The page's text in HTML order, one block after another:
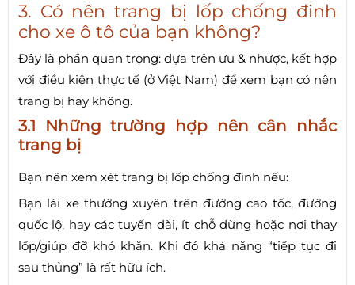
3. Có nên trang bị lốp chống đinh
cho xe ô tô của bạn không?
Đây là phần quan trọng: dựa trên ưu & nhược, kết hợp
với điều kiện thực tế (ở Việt Nam) để xem bạn có nên
trang bị hay không.
3.1 Những trường hợp nên cân nhắc
trang bị
Bạn nên xem xét trang bị lốp chống đinh nếu:
Bạn lái xe thường xuyên trên đường cao tốc, đường
quốc lộ, hay các tuyến dài, ít chỗ dừng hoặc nơi thay
lốp/giúp đỡ khó khăn. Khi đó khả năng “tiếp tục đi
sau thủng” là rất hữu ích.